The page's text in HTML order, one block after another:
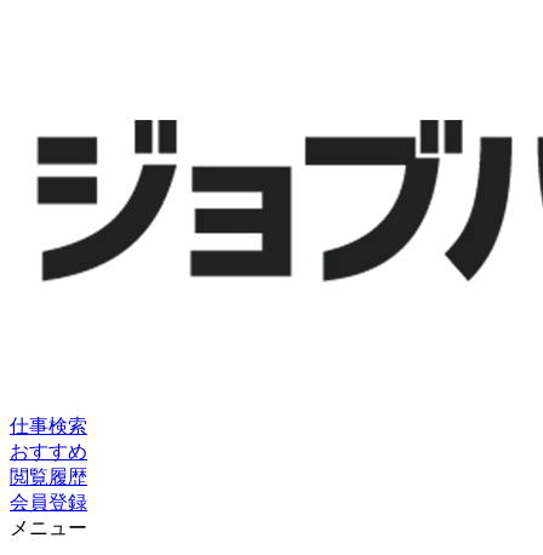
仕事検索
おすすめ
閲覧履歴
会員登録
メニュー